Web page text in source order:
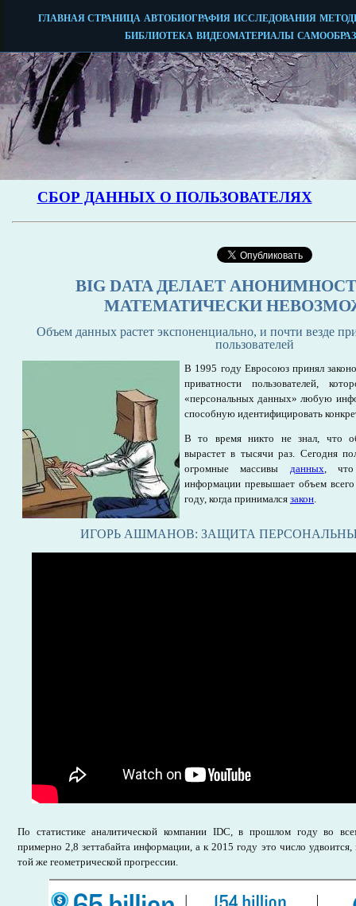
BIG DATA ДЕЛАЕТ
МАТЕМАТИЧЕСКИ
Объем данных растет экспоненциально, и почти везде
пользователей
В 1995 году Евросоюз принял
приватности пользователей,
«персональных данных» любую
способную идентифицировать
В то время никто не знал, что
вырастет в тысячи раз. Сегодня
огромные массивы данных, что
информации превышает объем
году, когда принимался закон.
ИГОРЬ АШМАНОВ: ЗАЩИТА
По статистике аналитической компании IDC, в прошлом году во
примерно 2,8 зеттабайта информации, а к 2015 году это число
той же геометрической прогрессии.